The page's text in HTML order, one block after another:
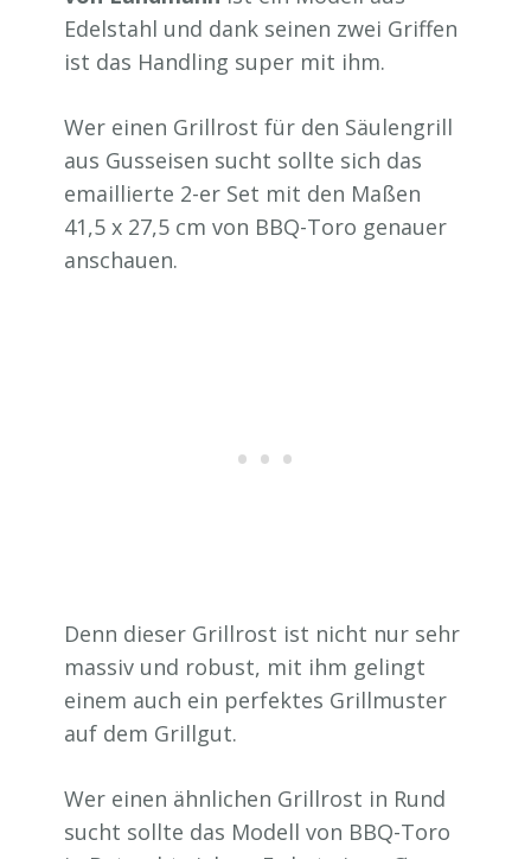
Edelstahl und dank seinen zwei Griffen
ist das Handling super mit ihm.
Wer einen Grillrost für den Säulengrill
aus Gusseisen sucht sollte sich das
emaillierte 2-er Set mit den Maßen
41,5 x 27,5 cm von BBQ-Toro genauer
anschauen.
Denn dieser Grillrost ist nicht nur sehr
massiv und robust, mit ihm gelingt
einem auch ein perfektes Grillmuster
auf dem Grillgut.
Wer einen ähnlichen Grillrost in Rund
sucht sollte das Modell von BBQ-Toro